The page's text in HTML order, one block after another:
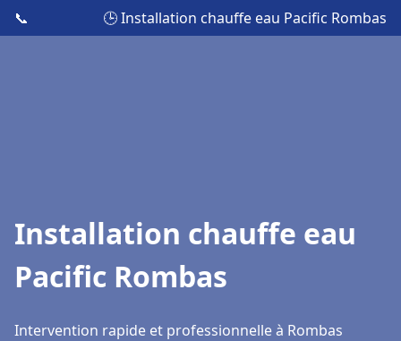
📞 🕒 Installation chauffe eau Pacific Rombas
Installation chauffe eau
Pacific Rombas
Intervention rapide et professionnelle à Rombas